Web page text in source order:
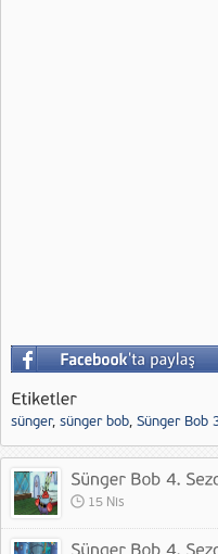
sünger, sünger bob, Sünger Bob
15 Nis